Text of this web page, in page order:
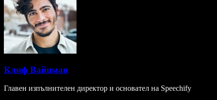
Клиф Вайцман
Главен изпълнителен директор и основател на Speechify